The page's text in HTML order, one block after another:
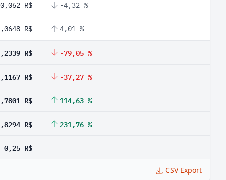
0,062 R$ -4,32 %
R$ 4,01 %
R$ -79,05 %
R$ -37,27 %
R$ 114,63 %
R$ 231,76 %
0,25 R$
CSV Export